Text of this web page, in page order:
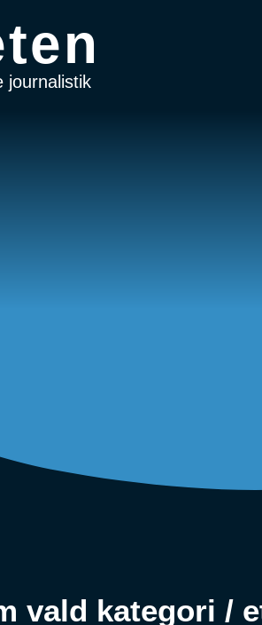
journalistik
vald kategori /